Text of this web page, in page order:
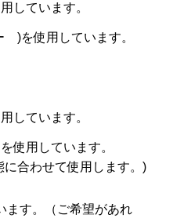
しています。
)を使用しています。
しています。
使用しています。
に合わせて使用します。)
ます。（ご希望があれ